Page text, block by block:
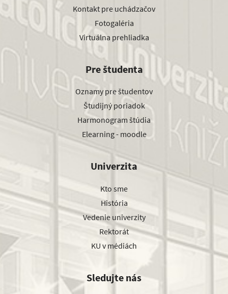
Kontakt pre uchádzačov
Fotogaléria
Virtuálna prehliadka
Pre študenta
Oznamy pre študentov
Študijný poriadok
Harmonogram štúdia
Elearning - moodle
Univerzita
Kto sme
História
Vedenie univerzity
Rektorát
KU v médiách
Sledujte nás